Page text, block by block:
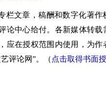
文章，稿酬和数字化著作
论中心给付。各新媒体转载
应在授权范围内使用，为作
评论网”。（ 点击取得书面